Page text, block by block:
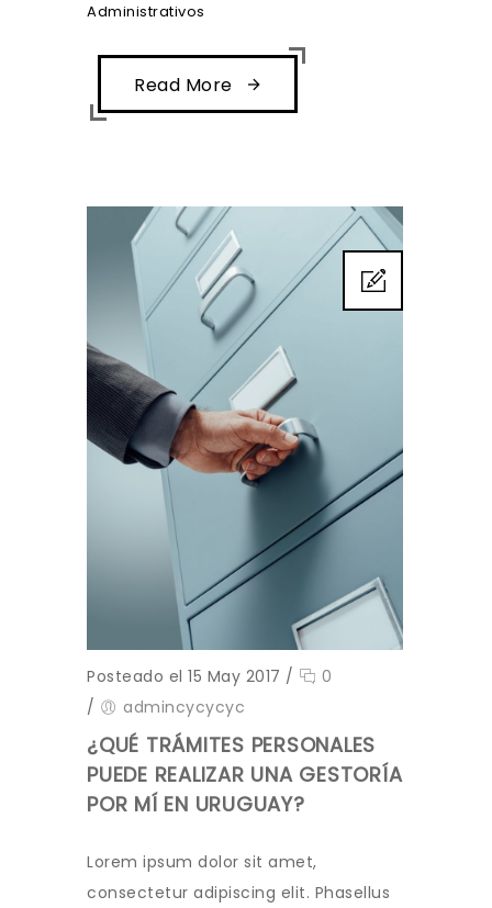
Administrativos
Read More
Posteado el 15 May 2017 /
0
/
admincycycyc
¿QUÉ TRÁMITES PERSONALES
PUEDE REALIZAR UNA GESTORÍA
POR MÍ EN URUGUAY?
Lorem ipsum dolor sit amet,
consectetur adipiscing elit. Phasellus